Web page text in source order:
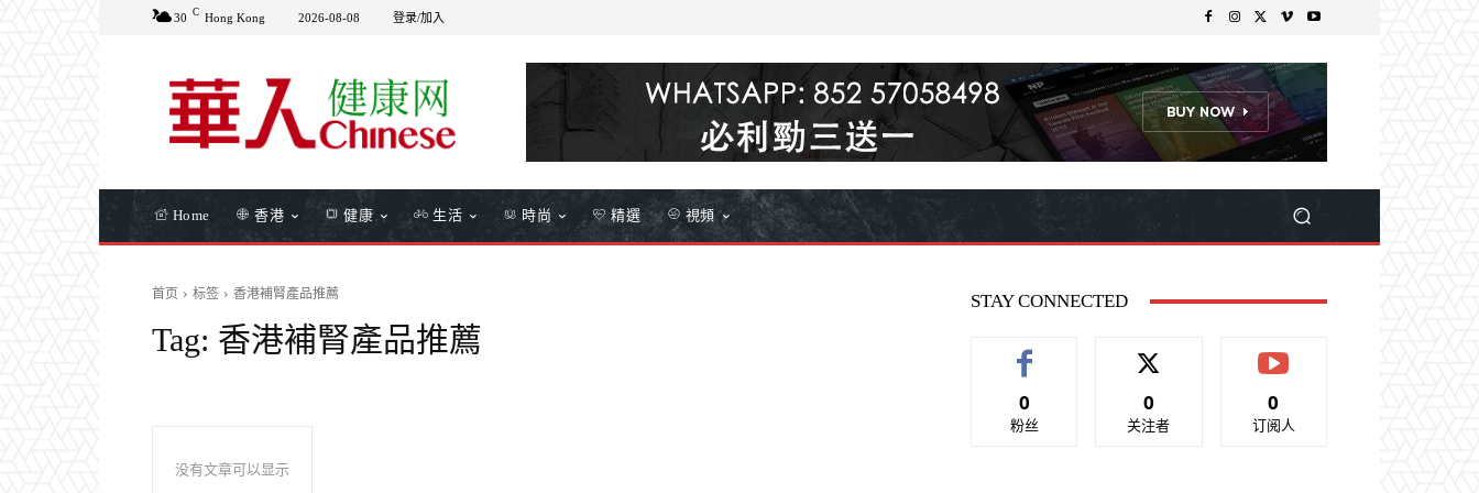
30 C Hong Kong 2026-08-08 登录/加入
Home 香港 健康 生活 時尚 精選 視頻
首页 标签 香港補腎產品推薦
Tag: 香港補腎產品推薦
没有文章可以显示
STAY CONNECTED
0
粉丝
0
关注者
0
订阅人